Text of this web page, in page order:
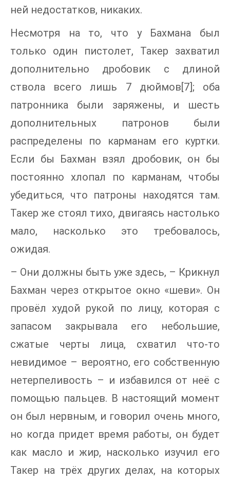
ней недостатков, никаких.
Несмотря на то, что у Бахмана был
только один пистолет, Такер захватил
дополнительно дробовик с длиной
ствола всего лишь 7 дюймов[7]; оба
патронника были заряжены, и шесть
дополнительных патронов были
распределены по карманам его куртки.
Если бы Бахман взял дробовик, он бы
постоянно хлопал по карманам, чтобы
убедиться, что патроны находятся там.
Такер же стоял тихо, двигаясь настолько
мало, насколько это требовалось,
ожидая.
– Они должны быть уже здесь, – Крикнул
Бахман через открытое окно «шеви». Он
провёл худой рукой по лицу, которая с
запасом закрывала его небольшие,
сжатые черты лица, схватил что-то
невидимое – вероятно, его собственную
нетерпеливость – и избавился от неё с
помощью пальцев. В настоящий момент
он был нервным, и говорил очень много,
но когда придет время работы, он будет
как масло и жир, насколько изучил его
Такер на трёх других делах, на которых